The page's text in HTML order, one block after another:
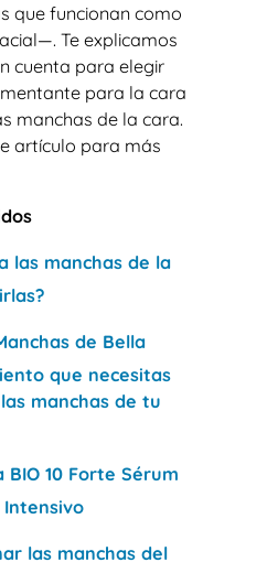
que funcionan como
Te explicamos
cuenta para elegir
para la cara
manchas de la cara.
artículo para más
las manchas de la
de Bella
que necesitas
manchas de tu
BIO 10 Forte Sérum
las manchas del